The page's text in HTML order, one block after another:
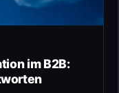
im B2B: